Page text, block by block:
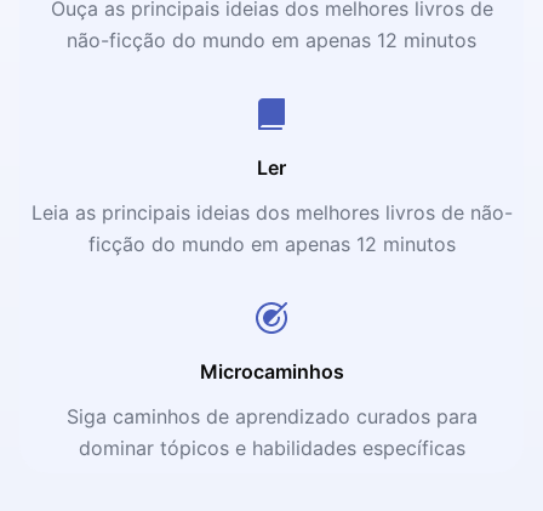
Ouça as principais ideias dos melhores livros de
não-ficção do mundo em apenas 12 minutos
Ler
Leia as principais ideias dos melhores livros de não-
ficção do mundo em apenas 12 minutos
Microcaminhos
Siga caminhos de aprendizado curados para
dominar tópicos e habilidades específicas